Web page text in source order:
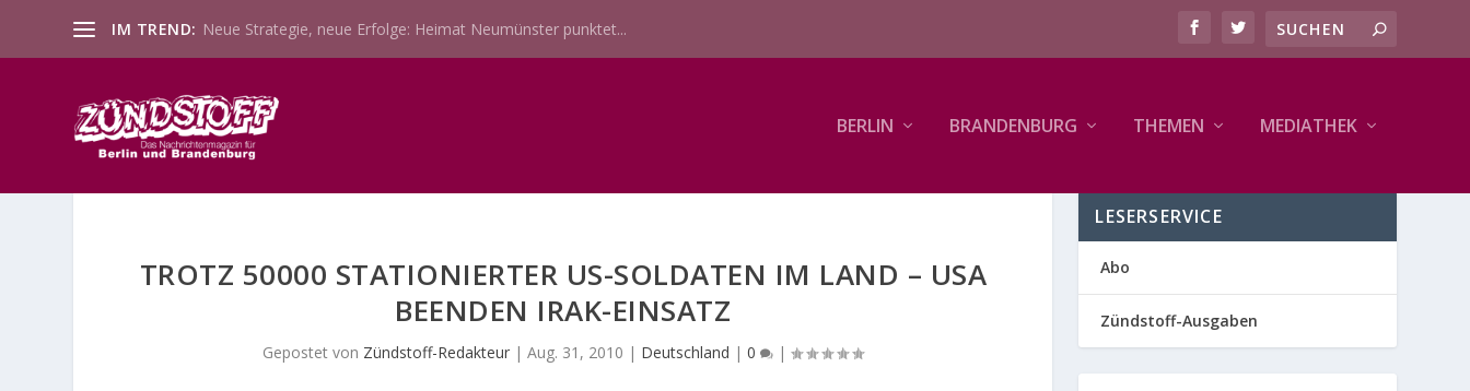
IM TREND: Neue Strategie, neue Erfolge: Heimat Neumünster punktet...
BERLIN BRANDENBURG THEMEN MEDIATHEK
TROTZ 50000 STATIONIERTER US-SOLDATEN IM LAND – USA
BEENDEN IRAK-EINSATZ
Gepostet von Zündstoff-Redakteur |Aug. 31, 2010 | Deutschland |0 |
LESERSERVICE
Abo
Zündstoff-Ausgaben